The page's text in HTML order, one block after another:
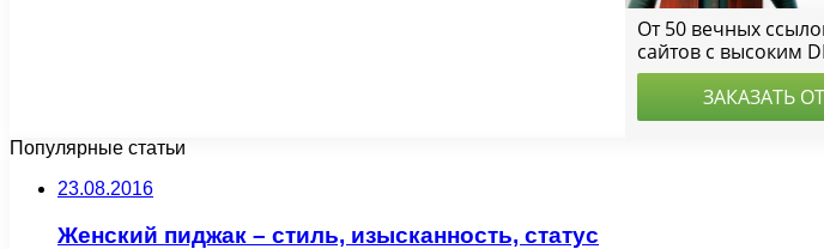
Популярные статьи
23.08.2016
Женский пиджак – стиль, изысканность, статус